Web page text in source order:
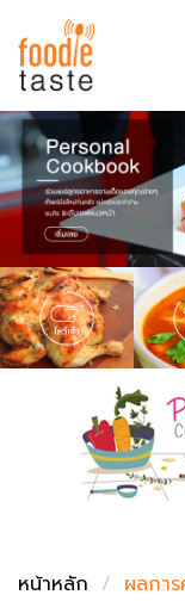
สูตรอาหาร
สูตรอาหาร
Top Foodie
พาไปชิม
สารพันก้นครัว
เคล็ดลับน่ารู้
เปรียบเทีย
เปรียบเทีย
เปรียบเทีย
FoodPedia
สร้าง
หน้าหลัก
ผลกา